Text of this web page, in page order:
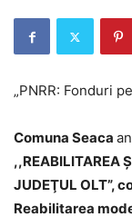
„PNRR: Fonduri
Comuna Seaca
,,REABILITAREA
JUDEŢUL OLT”,
Reabilitarea